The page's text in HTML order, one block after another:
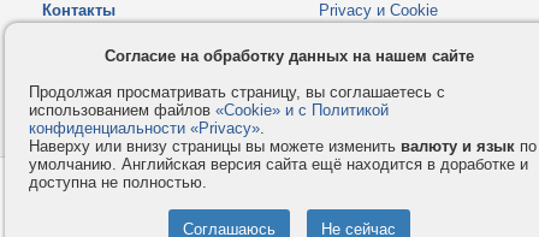
Контакты
Privacy и Cookie
Как оплатить
Форумы
© 2008-2026VMESTE.EU
Согласие на обработку данных на нашем сайте
Продолжая просматривать страницу, вы соглашаетесь с
использованием файлов «Cookie» и с Политикой
конфиденциальности «Privacy».
Наверху или внизу страницы вы можете изменить валюту и язык по
умолчанию. Английская версия сайта ещё находится в доработке и
доступна не полностью.